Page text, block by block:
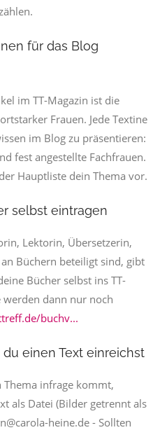
für das Blog
im TT-Magazin ist die
Frauen. Jede Textine
im Blog zu präsentieren:
fest angestellte Fachfrauen.
Hauptliste dein Thema vor.
selbst eintragen
Lektorin, Übersetzerin,
Büchern beteiligt sind, gibt
Bücher selbst ins TT-
werden dann nur noch
buchv...
einen Text einreichst
infrage kommt,
als Datei (Bilder getrennt als
heine.de - Sollten